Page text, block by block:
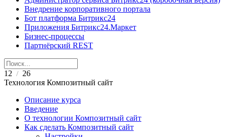
Внедрение корпоративного портала
Бот платформа Битрикс24
Приложения Битрикс24.Маркет
Бизнес-процессы
Партнёрский REST
12 / 26
Технология Композитный сайт
Описание курса
Введение
О технологии Композитный сайт
Как сделать Композитный сайт